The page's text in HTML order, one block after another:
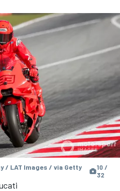
/ LAT Images / via Getty
10 /
32